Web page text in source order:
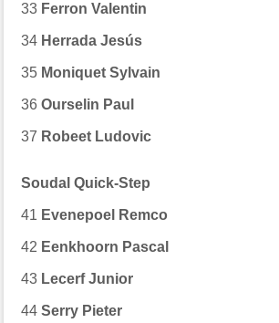
33 Ferron Valentin
34 Herrada Jesús
35 Moniquet Sylvain
36Ourselin Paul
37 Robeet Ludovic
Soudal Quick-Step
41 Evenepoel Remco
42 Eenkhoorn Pascal
43 Lecerf Junior
44Serry Pieter